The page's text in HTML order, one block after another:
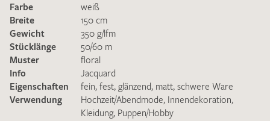
Ich bin damit einverstanden, dass meine angegebenen Daten
Farbe
weiß
Breite
150 cm
Gewicht
350 g/lfm
Stücklänge
50/60 m
Muster
floral
Info
Jacquard
Eigenschaften
fein, fest, glänzend, matt, schwere Ware
Verwendung
Hochzeit/Abendmode, Innendekoration,
Kleidung, Puppen/Hobby